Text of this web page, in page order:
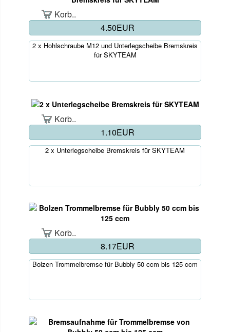
Korb..
4.50EUR
2 x Hohlschraube M12 und Unterlegscheibe Bremskreis
für SKYTEAM
Korb..
1.10EUR
2 x Unterlegscheibe Bremskreis für SKYTEAM
Korb..
8.17EUR
Bolzen Trommelbremse für Bubbly 50 ccm bis 125 ccm